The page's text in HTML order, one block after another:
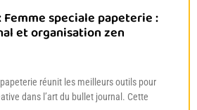
speciale papeterie :
et organisation zen
réunit les meilleurs outils pour
dans l’art du bullet journal. Cette